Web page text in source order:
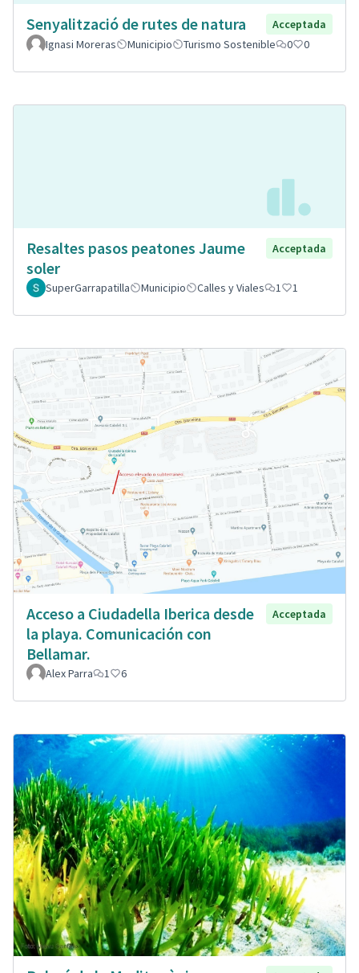
Senyalització de rutes de natura
Acceptada
Ignasi Moreras
Municipio Turismo Sostenible 0 0
Resaltes pasos peatones Jaume
soler
Acceptada
SuperGarrapatilla Municipio Calles y Viales 1 1
Acceso a Ciudadella Iberica desde
la playa. Comunicación con
Bellamar.
Acceptada
Alex Parra 1 6